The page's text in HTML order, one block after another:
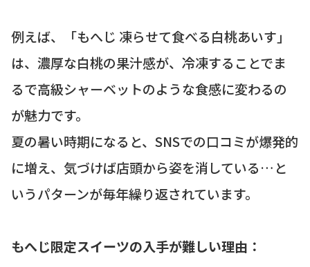
例えば、「もへじ 凍らせて食べる白桃あいす」
は、濃厚な白桃の果汁感が、冷凍することでま
るで高級シャーベットのような食感に変わるの
が魅力です。
夏の暑い時期になると、SNSでの口コミが爆発的
に増え、気づけば店頭から姿を消している…と
いうパターンが毎年繰り返されています。
もへじ限定スイーツの入手が難しい理由：